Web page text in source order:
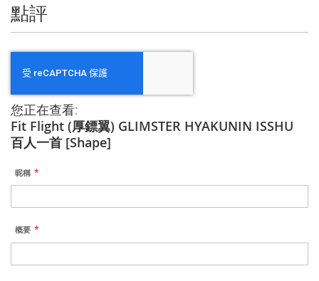
點評
您正在查看:
Fit Flight (厚鏢翼) GLIMSTER HYAKUNIN ISSHU
百人一首 [Shape]
昵稱
概要